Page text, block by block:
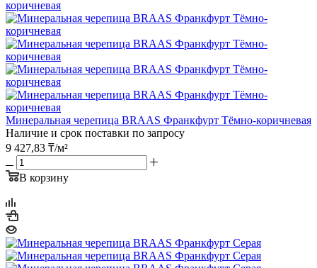
Минеральная черепица BRAAS Франкфурт Тёмно-коричневая
Наличие и срок поставки по запросу
9 427,83 ₸/м²
В корзину